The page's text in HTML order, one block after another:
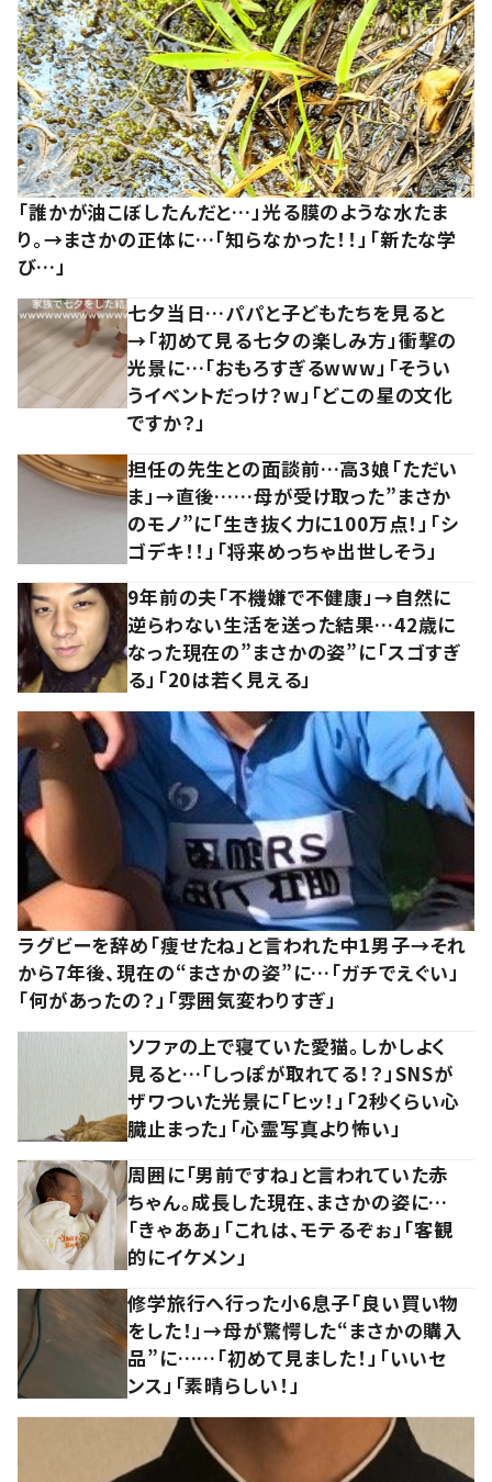
「誰かが油こぼしたんだと…」光る膜のような水たま
り。→まさかの正体に…「知らなかった！！」「新たな学
び…」
七夕当日…パパと子どもたちを見ると
→「初めて見る七夕の楽しみ方」衝撃の
光景に…「おもろすぎるwww」「そうい
うイベントだっけ？w」「どこの星の文化
ですか？」
担任の先生との面談前…高3娘「ただい
ま」→直後……母が受け取った”まさか
のモノ”に「生き抜く力に100万点！」「シ
ゴデキ！！」「将来めっちゃ出世しそう」
9年前の夫「不機嫌で不健康」→自然に
逆らわない生活を送った結果…42歳に
なった現在の”まさかの姿”に「スゴすぎ
る」「20は若く見える」
ラグビーを辞め「痩せたね」と言われた中1男子→それ
から7年後、現在の“まさかの姿”に…「ガチでえぐい」
「何があったの？」「雰囲気変わりすぎ」
ソファの上で寝ていた愛猫。しかしよく
見ると…「しっぽが取れてる！？」SNSが
ザワついた光景に「ヒッ！」「2秒くらい心
臓止まった」「心霊写真より怖い」
周囲に「男前ですね」と言われていた赤
ちゃん。成長した現在、まさかの姿に…
「きゃああ」「これは、モテるぞぉ」「客観
的にイケメン」
修学旅行へ行った小6息子「良い買い物
をした！」→母が驚愕した“まさかの購入
品”に……「初めて見ました！」「いいセ
ンス」「素晴らしい！」